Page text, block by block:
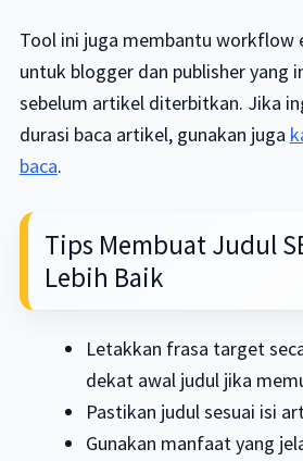
Tool ini juga membantu
untuk blogger dan publisher yang
sebelum artikel diterbitkan. Jika
durasi baca artikel, gunakan juga
baca.
Tips Membuat Judul
Lebih Baik
Letakkan frasa target
dekat awal judul jika
Pastikan judul sesuai isi
Gunakan manfaat yang